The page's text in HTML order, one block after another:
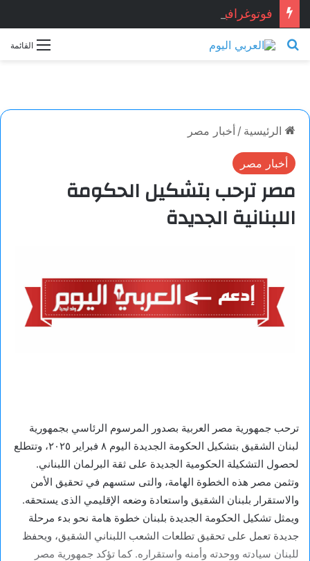
فوتوغرافيا
القائمة بحث عن
الرئيسية / أخبار مصر
أخبار مصر
مصر ترحب بتشكيل الحكومة
اللبنانية الجديدة
ترحب جمهورية مصر العربية بصدور المرسوم الرئاسي بجمهورية
لبنان الشقيق بتشكيل الحكومة الجديدة اليوم ٨ فبراير ٢٠٢٥، وتتطلع
لحصول التشكيلة الحكومية الجديدة على ثقة البرلمان اللبناني.
وتثمن مصر هذه الخطوة الهامة، والتى ستسهم في تحقيق الأمن
والاستقرار بلبنان الشقيق واستعادة وضعه الإقليمي الذى يستحقه.
ويمثل تشكيل الحكومة الجديدة بلبنان خطوة هامة نحو بدء مرحلة
جديدة تعمل على تحقيق تطلعات الشعب اللبناني الشقيق، ويحفظ
للبنان سيادته ووحدته وأمنه واستقراره. كما تؤكد جمهورية مصر